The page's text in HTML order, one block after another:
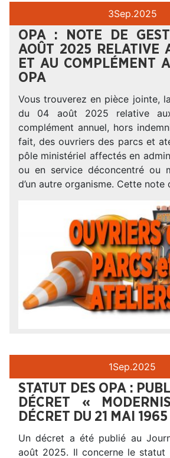
3Sep.2025
OPA : NOTE DE
AOÛT 2025 RELATIVE
ET AU COMPLÉMENT
OPA
Vous trouverez en pièce jointe,
du 04 août 2025 relative
complément annuel, hors
fait, des ouvriers des parcs et
pôle ministériel affectés en
ou en service déconcentré ou
d’un autre organisme. Cette note
1Sep.2025
STATUT DES OPA :
DÉCRET «
DÉCRET DU 21 MAI 1965
Un décret a été publié au
août 2025. Il concerne le statut